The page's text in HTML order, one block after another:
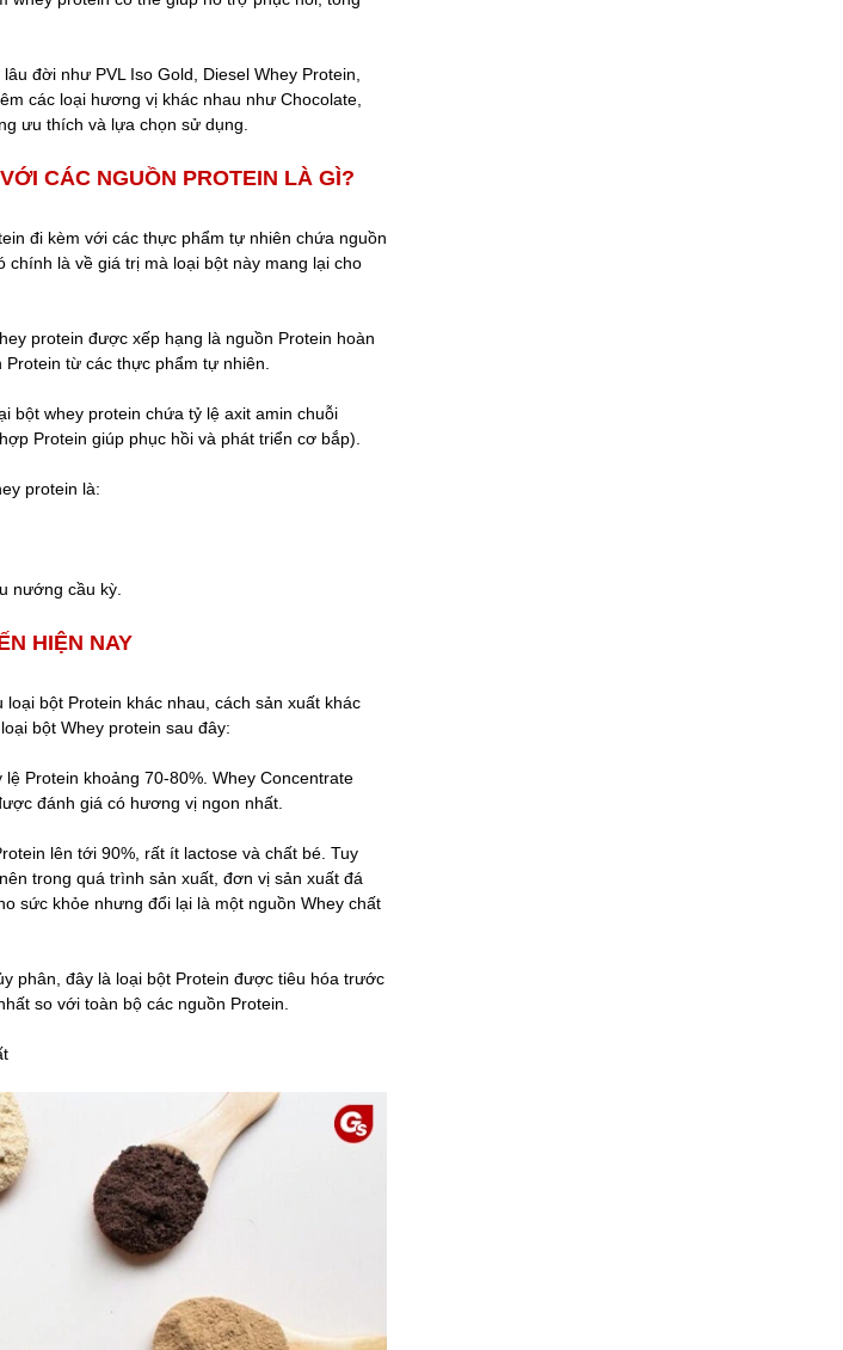
đời như PVL Iso Gold, Diesel Whey Protein,
các loại hương vị khác nhau như Chocolate,
ưu thích và lựa chọn sử dụng.
CÁC NGUỒN PROTEIN LÀ GÌ?
đi kèm với các thực phẩm tự nhiên chứa nguồn
là về giá trị mà loại bột này mang lại cho
protein được xếp hạng là nguồn Protein hoàn
từ các thực phẩm tự nhiên.
bột whey protein chứa tỷ lệ axit amin chuỗi
Protein giúp phục hồi và phát triển cơ bắp).
protein là:
nướng cầu kỳ.
HIỆN NAY
bột Protein khác nhau, cách sản xuất khác
bột Whey protein sau đây:
Protein khoảng 70-80%. Whey Concentrate
đánh giá có hương vị ngon nhất.
lên tới 90%, rất ít lactose và chất bé. Tuy
trong quá trình sản xuất, đơn vị sản xuất đá
sức khỏe nhưng đổi lại là một nguồn Whey chất
phân, đây là loại bột Protein được tiêu hóa trước
so với toàn bộ các nguồn Protein.